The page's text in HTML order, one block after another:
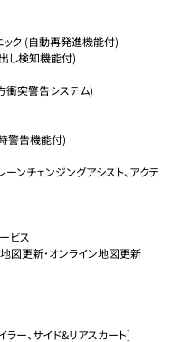
ック (自動再発進機能付)
し検知機能付)
衝突警告システム)
時警告機能付)
ーンチェンジングアシスト、アクテ
ビス
図更新･オンライン地図更新
ラー、サイド&リアスカート]